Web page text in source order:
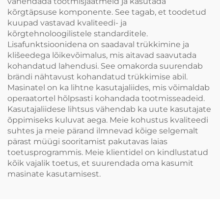
kõrgtäpsuse komponente. See tagab, et toodetud
kuupad vastavad kvaliteedi- ja
kõrgtehnoloogilistele standarditele.
Lisafunktsioonidena on saadaval trükkimine ja
klišeedega lõikevõimalus, mis aitavad saavutada
kohandatud lahendusi. See omakorda suurendab
brändi nähtavust kohandatud trükkimise abil.
Masinatel on ka lihtne kasutajaliides, mis võimaldab
operaatortel hõlpsasti kohandada tootmisseadeid.
Kasutajaliidese lihtsus vähendab ka uute kasutajate
õppimiseks kuluvat aega. Meie kohustus kvaliteedi
suhtes ja meie pärand ilmnevad kõige selgemalt
pärast müügi sooritamist pakutavas laias
toetusprogrammis. Meie klientidel on kindlustatud
kõik vajalik toetus, et suurendada oma kasumit
masinate kasutamisest.